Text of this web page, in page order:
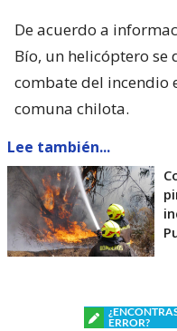
De acuerdo a
Bío, un helicóptero
combate del incendio
comuna chilota.
Lee también...
ERROR?